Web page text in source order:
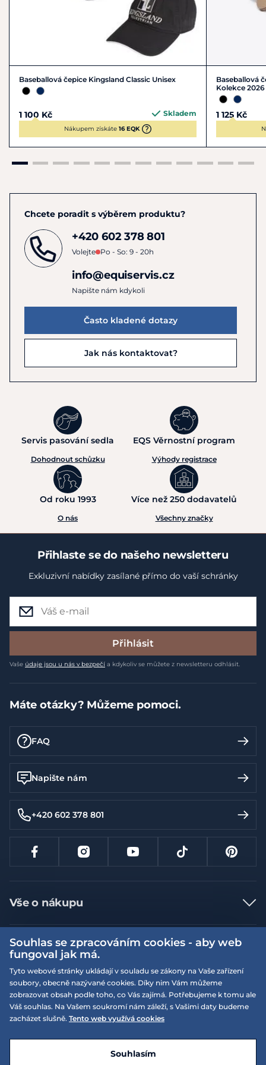
Baseballová čepice Kingsland Classic Unisex
1 100 Kč Skladem
Nákupem získáte 16 EQK
Baseballová
Kolekce 2026
1 125 Kč
Chcete poradit s výběrem produktu?
+420 602 378 801
Volejte Po - So: 9 - 20h
info@equiservis.cz
Napište nám kdykoli
Často kladené dotazy
Jak nás kontaktovat?
Servis pasování sedla
Dohodnout schůzku
EQS Věrnostní program
Výhody registrace
Od roku 1993
O nás
Více než 250 dodavatelů
Všechny značky
Přihlaste se do našeho newsletteru
Exkluzivní nabídky zasílané přímo do vaší schránky
Přihlásit
Vaše údaje jsou u nás v bezpečí a kdykoliv se můžete z newsletteru odhlásit.
Máte otázky? Můžeme pomoci.
FAQ
Napište nám
+420 602 378 801
Vše o nákupu
Jak nakupovat
Nejčastější dotazy
Doprava a platba
Vrácení a výměna zboží
Reklamace
Velikostní tabulky
Více informací
Obchodní podmínky
Podmínky EQS věrnostního klubu
On-line katalogy
Naše prodejny
EQS Rudná
E-shop vytvořila a technicky zajišťujeSIMPLIA.cz
Souhlas se zpracováním cookies - aby web
fungoval jak má.
Tyto webové stránky ukládají v souladu se zákony na Vaše zařízení
soubory, obecně nazývané cookies. Díky nim Vám můžeme
zobrazovat obsah podle toho, co Vás zajímá. Potřebujeme k tomu ale
Váš souhlas. Na Vašem soukromí nám záleží, s Vašimi daty budeme
zacházet slušně. Tento web využívá cookies
Souhlasím